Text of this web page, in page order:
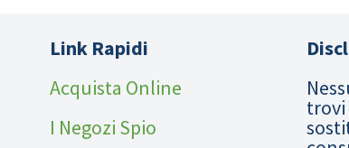
Link Rapidi
Acquista Online
I Negozi Spio
trovi